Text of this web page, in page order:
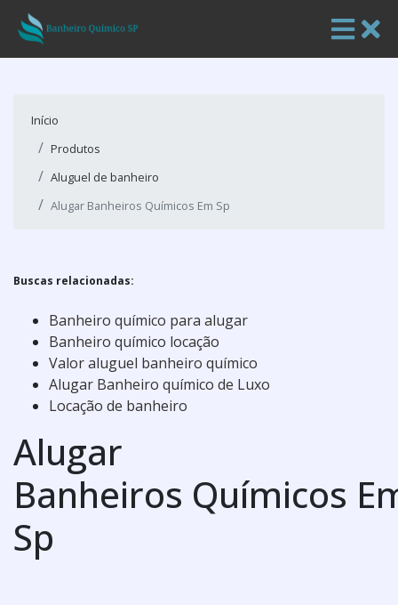
Início
Produtos
Aluguel de banheiro
Alugar Banheiros Químicos Em Sp
Buscas relacionadas:
Banheiro químico para alugar
Banheiro químico locação
Valor aluguel banheiro químico
Alugar Banheiro químico de Luxo
Locação de banheiro
Alugar
Banheiros Químicos
Sp